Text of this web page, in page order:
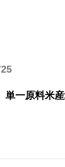
一原料米産